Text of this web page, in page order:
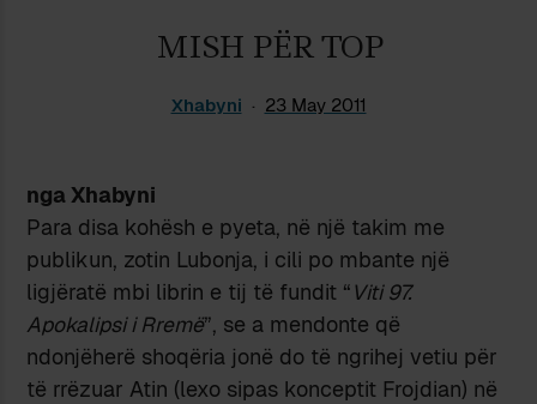
MISH PËR TOP
Xhabyni 23 May 2011
nga Xhabyni
Para disa kohësh e pyeta, në një takim me
publikun, zotin Lubonja, i cili po mbante një
ligjëratë mbi librin e tij të fundit “Viti 97.
Apokalipsi i Rremë”, se a mendonte që
ndonjëherë shoqëria jonë do të ngrihej vetiu për
të rrëzuar Atin (lexo sipas konceptit Frojdian) në